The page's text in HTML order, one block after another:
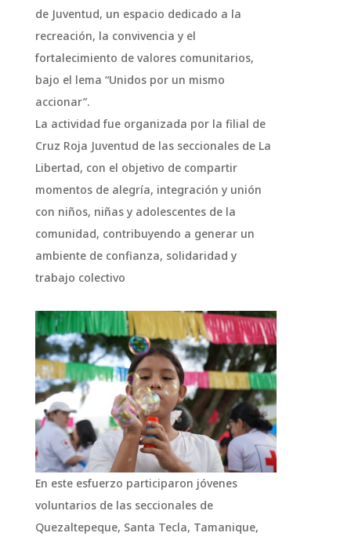
de Juventud, un espacio dedicado a la
recreación, la convivencia y el
fortalecimiento de valores comunitarios,
bajo el lema “Unidos por un mismo
accionar”.
La actividad fue organizada por la filial de
Cruz Roja Juventud de las seccionales de La
Libertad, con el objetivo de compartir
momentos de alegría, integración y unión
con niños, niñas y adolescentes de la
comunidad, contribuyendo a generar un
ambiente de confianza, solidaridad y
trabajo colectivo
En este esfuerzo participaron jóvenes
voluntarios de las seccionales de
Quezaltepeque, Santa Tecla, Tamanique,